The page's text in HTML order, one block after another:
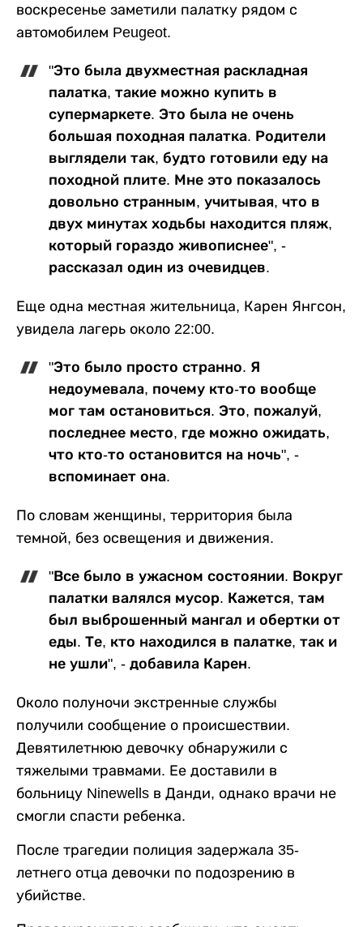
воскресенье заметили палатку рядом с
автомобилем Peugeot.
"Это была двухместная раскладная
палатка, такие можно купить в
супермаркете. Это была не очень
большая походная палатка. Родители
выглядели так, будто готовили еду на
походной плите. Мне это показалось
довольно странным, учитывая, что в
двух минутах ходьбы находится пляж,
который гораздо живописнее", -
рассказал один из очевидцев.
Еще одна местная жительница, Карен Янгсон,
увидела лагерь около 22:00.
"Это было просто странно. Я
недоумевала, почему кто-то вообще
мог там остановиться. Это, пожалуй,
последнее место, где можно ожидать,
что кто-то остановится на ночь", -
вспоминает она.
По словам женщины, территория была
темной, без освещения и движения.
"Все было в ужасном состоянии. Вокруг
палатки валялся мусор. Кажется, там
был выброшенный мангал и обертки от
еды. Те, кто находился в палатке, так и
не ушли", - добавила Карен.
Около полуночи экстренные службы
получили сообщение о происшествии.
Девятилетнюю девочку обнаружили с
тяжелыми травмами. Ее доставили в
больницу Ninewells в Данди, однако врачи не
смогли спасти ребенка.
После трагедии полиция задержала 35-
летнего отца девочки по подозрению в
убийстве.